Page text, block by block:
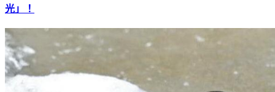
光」！